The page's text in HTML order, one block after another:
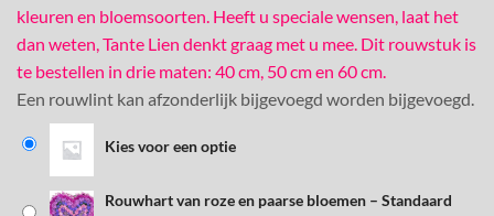
kleuren en bloemsoorten. Heeft u speciale wensen, laat het
dan weten, Tante Lien denkt graag met u mee. Dit rouwstuk is
te bestellen in drie maten: 40 cm, 50 cm en 60 cm.
Een rouwlint kan afzonderlijk bijgevoegd worden bijgevoegd.
Kies voor een optie
Rouwhart van roze en paarse bloemen – Standaard